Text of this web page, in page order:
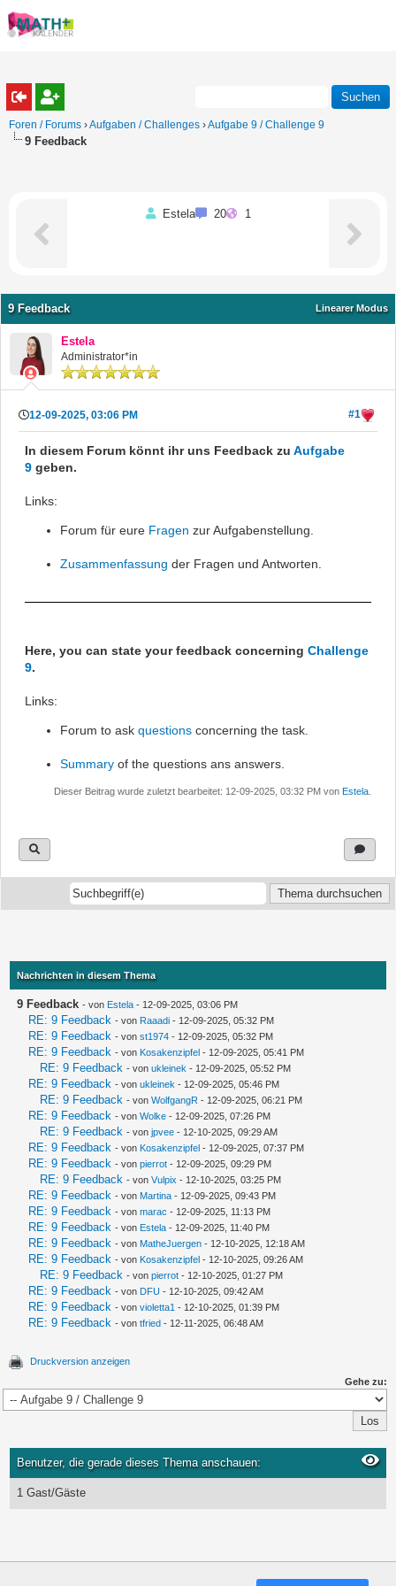
Foren / Forums ›Aufgaben / Challenges ›Aufgabe 9 / Challenge 9
9 Feedback
Estela 20 1
Linearer Modus
9 Feedback
Estela
Administrator*in
12-09-2025, 03:06 PM #1
In diesem Forum könnt ihr uns Feedback zu Aufgabe
9 geben.
Links:
Forum für eure Fragen zur Aufgabenstellung.
Zusammenfassung der Fragen und Antworten.
Here, you can state your feedback concerning Challenge
9.
Links:
Forum to ask questions concerning the task.
Summary of the questions ans answers.
Dieser Beitrag wurde zuletzt bearbeitet: 12-09-2025, 03:32 PM von Estela
Nachrichten in diesem Thema
9 Feedback - von Estela - 12-09-2025, 03:06 PM
RE: 9 Feedback - von Raaadi - 12-09-2025, 05:32 PM
RE: 9 Feedback - von st1974 - 12-09-2025, 05:32 PM
RE: 9 Feedback - von Kosakenzipfel - 12-09-2025, 05:41 PM
RE: 9 Feedback - von ukleinek - 12-09-2025, 05:52 PM
RE: 9 Feedback - von ukleinek - 12-09-2025, 05:46 PM
RE: 9 Feedback - von WolfgangR - 12-09-2025, 06:21 PM
RE: 9 Feedback - von Wolke - 12-09-2025, 07:26 PM
RE: 9 Feedback - von jpvee - 12-10-2025, 09:29 AM
RE: 9 Feedback - von Kosakenzipfel - 12-09-2025, 07:37 PM
RE: 9 Feedback - von pierrot - 12-09-2025, 09:29 PM
RE: 9 Feedback - von Vulpix - 12-10-2025, 03:25 PM
RE: 9 Feedback - von Martina - 12-09-2025, 09:43 PM
RE: 9 Feedback - von marac - 12-09-2025, 11:13 PM
RE: 9 Feedback - von Estela - 12-09-2025, 11:40 PM
RE: 9 Feedback - von MatheJuergen - 12-10-2025, 12:18 AM
RE: 9 Feedback - von Kosakenzipfel - 12-10-2025, 09:26 AM
RE: 9 Feedback - von pierrot - 12-10-2025, 01:27 PM
RE: 9 Feedback - von DFU - 12-10-2025, 09:42 AM
RE: 9 Feedback - von violetta1 - 12-10-2025, 01:39 PM
RE: 9 Feedback - von tfried - 12-11-2025, 06:48 AM
Druckversion anzeigen
Gehe zu:
Benutzer, die gerade dieses Thema anschauen:
1 Gast/Gäste